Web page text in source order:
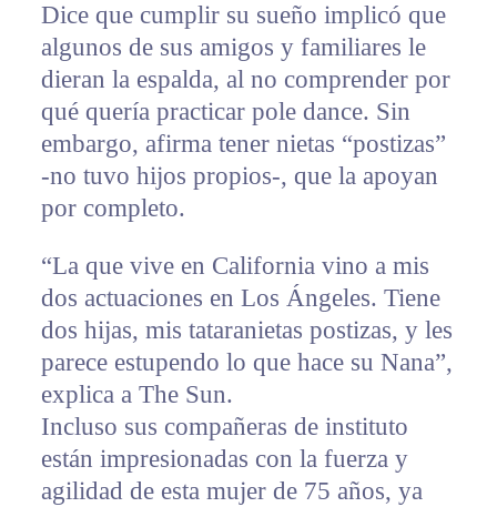
Dice que cumplir su sueño implicó que
algunos de sus amigos y familiares le
dieran la espalda, al no comprender por
qué quería practicar pole dance. Sin
embargo, afirma tener nietas “postizas”
-no tuvo hijos propios-, que la apoyan
por completo.
“La que vive en California vino a mis
dos actuaciones en Los Ángeles. Tiene
dos hijas, mis tataranietas postizas, y les
parece estupendo lo que hace su Nana”,
explica a The Sun.
Incluso sus compañeras de instituto
están impresionadas con la fuerza y
agilidad de esta mujer de 75 años, ya